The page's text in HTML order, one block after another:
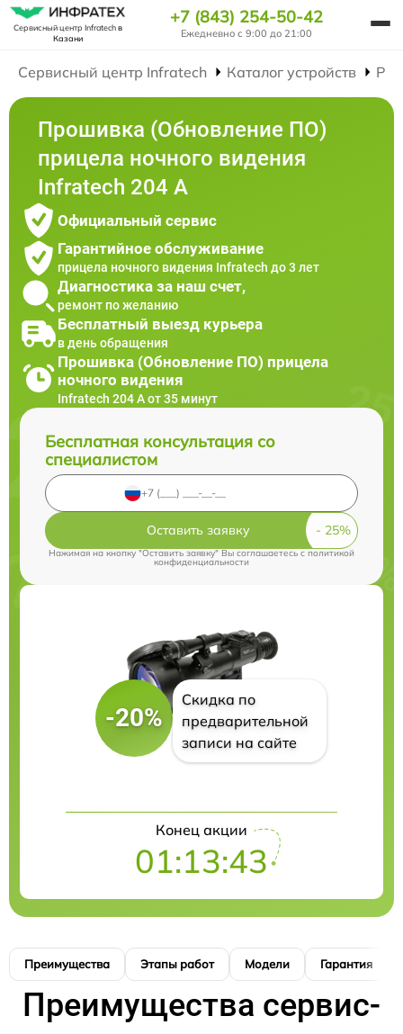
Сервисный центр Infratechв
Казани
+7 (843) 254-50-42
Ежедневно с 9:00 до 21:00
Сервисный центр Infratech Каталог устройств
Прошивка (Обновление ПО)
прицела ночного видения
Infratech 204 А
Официальный сервис
Гарантийное обслуживание
прицела ночного видения Infratech до 3 лет
Диагностика за наш счет,
ремонт по желанию
Бесплатный выезд курьера
в день обращения
Прошивка (Обновление ПО) прицела
ночного видения
Infratech 204 А от 35 минут
Бесплатная консультация со
специалистом
Оставить заявку
Нажимая на кнопку "Оставить заявку" Вы соглашаетесь cполитикой
конфиденциальности
-20%
Скидка по
предварительной
записи на сайте
Конец акции
01:13:42
Преимущества Этапы работ Модели Гарантия
Преимущества сервис-